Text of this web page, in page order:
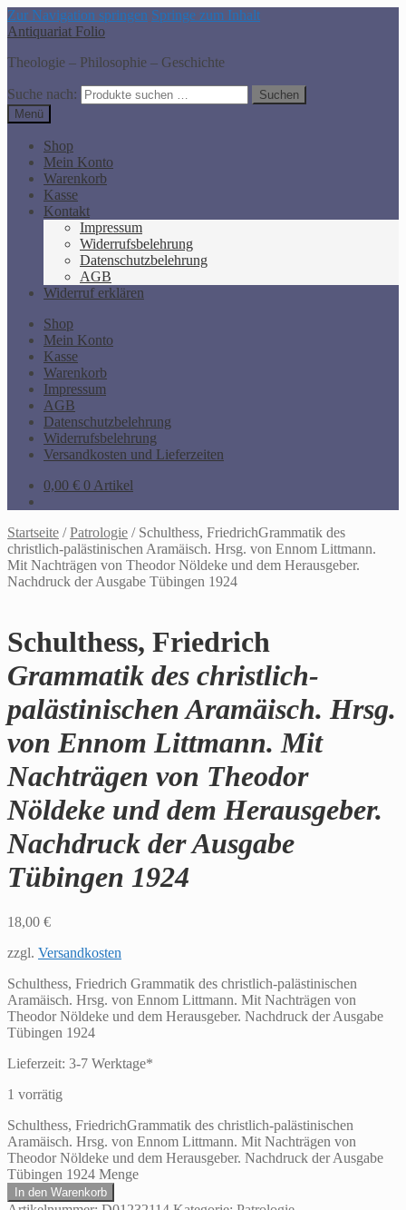
Zur Navigation springen Springe zum Inhalt
Antiquariat Folio
Theologie – Philosophie – Geschichte
Suche nach:
Suchen
Menü
Shop
Mein Konto
Warenkorb
Kasse
Kontakt
Impressum
Widerrufsbelehrung
Datenschutzbelehrung
AGB
Widerruf erklären
Shop
Mein Konto
Kasse
Warenkorb
Impressum
AGB
Datenschutzbelehrung
Widerrufsbelehrung
Versandkosten und Lieferzeiten
0,00 € 0 Artikel
Startseite /Patrologie / Schulthess, FriedrichGrammatik des
christlich-palästinischen Aramäisch. Hrsg. von Ennom Littmann.
Mit Nachträgen von Theodor Nöldeke und dem Herausgeber.
Nachdruck der Ausgabe Tübingen 1924
Schulthess, Friedrich
Grammatik des christlich-
palästinischen Aramäisch. Hrsg.
von Ennom Littmann. Mit
Nachträgen von Theodor
Nöldeke und dem Herausgeber.
Nachdruck der Ausgabe
Tübingen 1924
18,00 €
zzgl. Versandkosten
Schulthess, Friedrich Grammatik des christlich-palästinischen
Aramäisch. Hrsg. von Ennom Littmann. Mit Nachträgen von
Theodor Nöldeke und dem Herausgeber. Nachdruck der Ausgabe
Tübingen 1924
Lieferzeit: 3-7 Werktage*
1 vorrätig
Schulthess, FriedrichGrammatik des christlich-palästinischen
Aramäisch. Hrsg. von Ennom Littmann. Mit Nachträgen von
Theodor Nöldeke und dem Herausgeber. Nachdruck der Ausgabe
Tübingen 1924 Menge
In den Warenkorb